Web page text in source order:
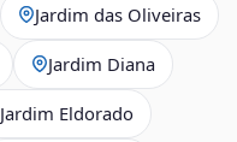
Jardim das Oliveiras
Jardim Diana
Jardim Eldorado